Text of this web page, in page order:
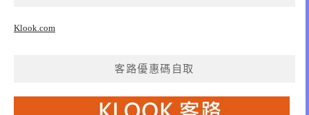
Klook.com
客路優惠碼自取